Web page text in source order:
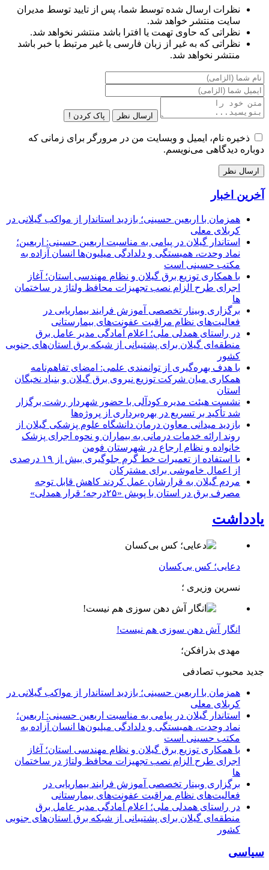
نظرات ارسال شده توسط شما، پس از تایید توسط مدیران
سایت منتشر خواهد شد.
نظراتی که حاوی تهمت یا افترا باشد منتشر نخواهد شد.
نظراتی که به غیر از زبان فارسی یا غیر مرتبط با خبر باشد
منتشر نخواهد شد.
ارسال نظر پاک کردن !
ذخیره نام، ایمیل و وبسایت من در مرورگر برای زمانی که
دوباره دیدگاهی می‌نویسم.
آخرین اخبار
همزمان با اربعین حسینی؛ بازدید استاندار از مواکب گیلانی در
کربلای معلی
استاندار گیلان در پیامی به مناسبت اربعین حسینی: اربعین؛
نماد وحدت، همبستگی و دلدادگی میلیون‌ها انسان آزاده به
مکتب حسینی است
با همکاری توزیع برق گیلان و نظام مهندسی استان؛ آغاز
اجرای طرح الزام نصب تجهیزات محافظ ولتاژ در ساختمان
ها
برگزاری وبینار تخصصی آموزش فرایند بیماریابی در
فعالیت‌های نظام مراقبت عفونت‌های بیمارستانی
در راستای همدلی ملی؛ اعلام آمادگی مدیر عامل برق
منطقه‌ای گیلان برای پشتیبانی از شبكه برق استان‌های جنوبی
كشور
با هدف بهره‌گیری از توانمندی علمی: امضای تفاهم‌نامه
همكاری میان شركت توزیع نیروی برق گیلان و بنیاد نخبگان
استان
نشست هیئت مدیره کودآلی با حضور شهردار رشت برگزار
شد تأکید بر تسریع در بهره‌برداری از پروژه‌ها
بازدید میدانی معاون درمان دانشگاه علوم پزشکی گیلان از
روند ارائه خدمات درمانی به بیماران و نحوه اجرای پزشک
خانواده و نظام ارجاع در شهرستان فومن
با استفاده از تعمیرات خط گرم جلوگیری بیش از ۱۹ درصدی
از اعمال خاموشی برای مشتركان
مردم گیلان به قرارشان عمل کردند كاهش قابل توجه
مصرف برق در استان با پویش «۲۵درجه؛ قرار همدلی»
یادداشت
دعایی؛ کس بی‌کسان
نسرین وزیری ؛
انگار آش دهن سوزی هم نیست!
مهدی بذرافکن؛
جدید محبوب تصادفی
همزمان با اربعین حسینی؛ بازدید استاندار از مواکب گیلانی در
کربلای معلی
استاندار گیلان در پیامی به مناسبت اربعین حسینی: اربعین؛
نماد وحدت، همبستگی و دلدادگی میلیون‌ها انسان آزاده به
مکتب حسینی است
با همکاری توزیع برق گیلان و نظام مهندسی استان؛ آغاز
اجرای طرح الزام نصب تجهیزات محافظ ولتاژ در ساختمان
ها
برگزاری وبینار تخصصی آموزش فرایند بیماریابی در
فعالیت‌های نظام مراقبت عفونت‌های بیمارستانی
در راستای همدلی ملی؛ اعلام آمادگی مدیر عامل برق
منطقه‌ای گیلان برای پشتیبانی از شبكه برق استان‌های جنوبی
كشور
سیاسی